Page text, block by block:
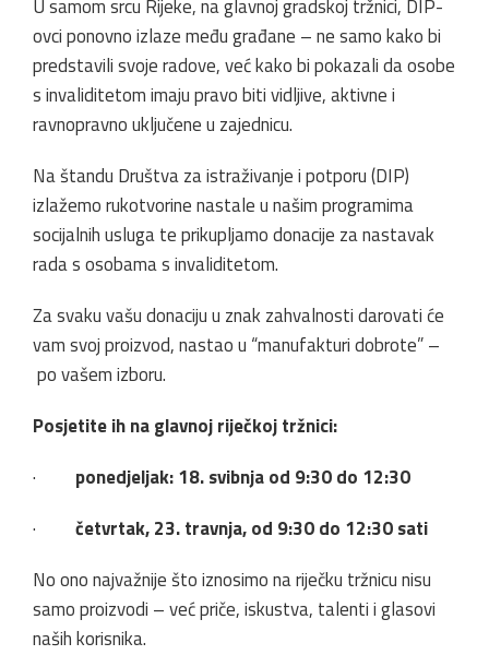
U samom srcu Rijeke, na glavnoj gradskoj tržnici, DIP-
ovci ponovno izlaze među građane – ne samo kako bi
predstavili svoje radove, već kako bi pokazali da osobe
s invaliditetom imaju pravo biti vidljive, aktivne i
ravnopravno uključene u zajednicu.
Na štandu Društva za istraživanje i potporu (DIP)
izlažemo rukotvorine nastale u našim programima
socijalnih usluga te prikupljamo donacije za nastavak
rada s osobama s invaliditetom.
Za svaku vašu donaciju u znak zahvalnosti darovati će
vam svoj proizvod, nastao u “manufakturi dobrote” –
po vašem izboru.
Posjetite ih na glavnoj riječkoj tržnici:
· ponedjeljak: 18. svibnja od 9:30 do 12:30
·
četvrtak, 23. travnja, od 9:30 do 12:30 sati
No ono najvažnije što iznosimo na riječku tržnicu nisu
samo proizvodi – već priče, iskustva, talenti i glasovi
naših korisnika.